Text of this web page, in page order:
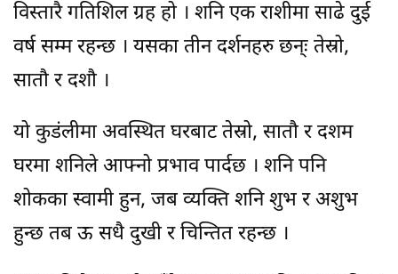
विस्तारै गतिशिल ग्रह हो । शनि एक राशीमा साढे दुई
वर्ष सम्म रहन्छ । यसका तीन दर्शनहरु छन्ः तेस्रो,
सातौ र दशौ ।
यो कुडंलीमा अवस्थित घरबाट तेस्रो, सातौ र दशम
घरमा शनिले आफ्नो प्रभाव पार्दछ । शनि पनि
शोकका स्वामी हुन, जब व्यक्ति शनि शुभ र अशुभ
हुन्छ तब ऊ सधै दुखी र चिन्तित रहन्छ ।